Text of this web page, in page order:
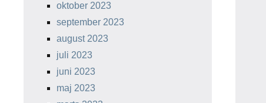
oktober 2023
september 2023
august 2023
juli 2023
juni 2023
maj 2023